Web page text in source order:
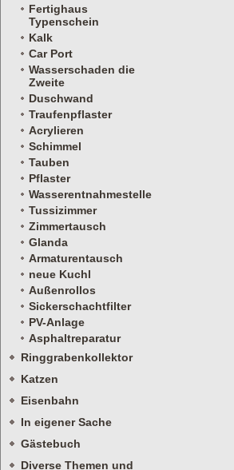
Fertighaus
Typenschein
Kalk
Car Port
Wasserschaden die
Zweite
Duschwand
Traufenpflaster
Acrylieren
Schimmel
Tauben
Pflaster
Wasserentnahmestelle
Tussizimmer
Zimmertausch
Glanda
Armaturentausch
neue Kuchl
Außenrollos
Sickerschachtfilter
PV-Anlage
Asphaltreparatur
Ringgrabenkollektor
Katzen
Eisenbahn
In eigener Sache
Gästebuch
Diverse Themen und